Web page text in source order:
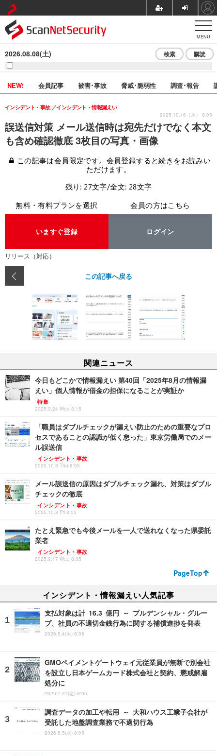
MENU
2026.08.08(土) 検索 購読
NEW! 会員記事 被害･事故 脅威･脆弱性 調査･報告
誤送信対策 メール送信時は宛先だけでなく本文
も含め確認徹底 3枚目の写真・画像
インシデント・事故 インシデント・情報漏えい
2025.10.16（木） 8:05
この記事は会員限定です。会員登録すると続きをお読みい
ただけます。
残り: 27文字/全文: 28文字
無料・有料プランを選択
いますぐ登録
会員の方はこちら
ログイン
リリース（対応）
この記事へ戻る
関連ニュース
今日もどこかで情報漏えい 第40回「2025年8月の情報漏
えい」個人情報が借金の担保になることが実証か
特集
2025.9.24 Wed 8:15
「職員はダブルチェックが漏えい防止のための重要なプロ
セスであることの認識が低く怠った」東京労働局でのメー
ル誤送信
インシデント・事故
2025.10.9 Thu 8:05
メール誤送信の原因はダブルチェック漏れ、対策はダブル
チェックの徹底
インシデント・事故
2025.10.3 Fri 8:05
たとえ緊急でも今後メールを一人で送れなくなった県委託
業者
インシデント・事故
2025.9.17 Wed 8:05
PageTop
インシデント・情報漏えい人気記事
支払対象は計 16.3 億円 ～ プルデンシャル・グルー
プ、社員の不適切金銭行為に関する補償進捗を発表
2026.8.4(火) 8:05
GMOペイメントゲートウェイ元従業員が無断で別会社
を設立し日本ゲームカード株式会社と契約、懲戒解雇
処分に
2026.7.31(金) 8:05
調査データの加工や転用 ～ 大和ハウス工業子会社が
受託した地盤調査業務で不適切行為
2026.8.5(水) 8:05